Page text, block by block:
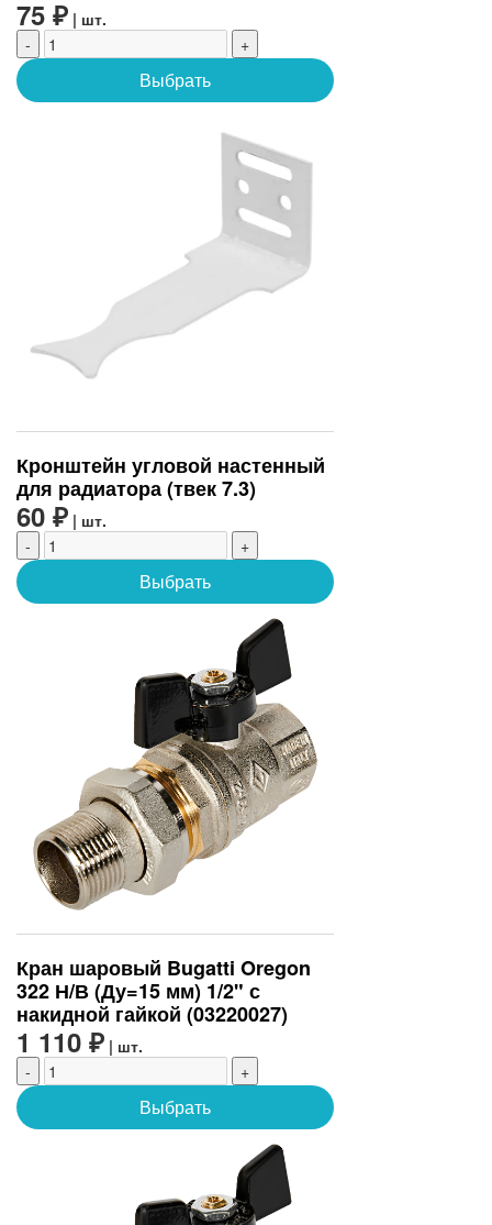
75 ₽ | шт.
-
+
Выбрать
Кронштейн угловой настенный
для радиатора (твек 7.3)
60 ₽ | шт.
-
+
Выбрать
Кран шаровый Bugatti Oregon
322 Н/В (Ду=15 мм) 1/2" с
накидной гайкой (03220027)
1 110 ₽ | шт.
-
+
Выбрать